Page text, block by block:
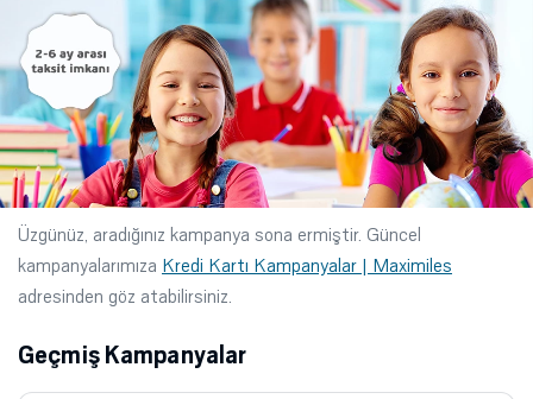
Üzgünüz, aradığınız kampanya sona ermiştir. Güncel
kampanyalarımıza Kredi Kartı Kampanyalar | Maximiles
adresinden göz atabilirsiniz.
Geçmiş Kampanyalar